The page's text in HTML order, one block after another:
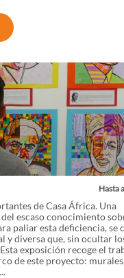
Hasta
de Casa África. Una
escaso conocimiento
paliar esta deficiencia, se
y diversa que, sin ocultar
exposición recoge el
de este proyecto: